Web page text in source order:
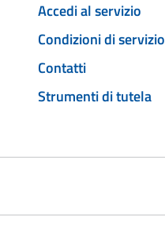
Accedi al servizio
Condizioni di servizio
Contatti
Strumenti di tutela